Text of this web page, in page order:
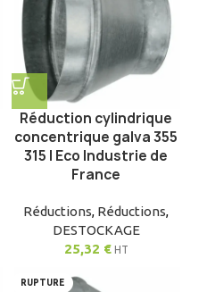
Réduction cylindrique
concentrique galva 355
315 | Eco Industrie de
France
Réductions, Réductions,
DESTOCKAGE
25,32 € HT
RUPTURE